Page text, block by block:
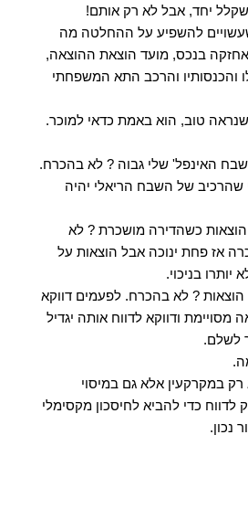
יחד, אבל לא רק אותם!
להשפיע על ההחלטה מה
בנכס, מועד הוצאת ההוצאה,
והכנסותיו והרכב התא המשפחתי
טוב, הוא באמת כדאי למוכר.
האינפל' שלי גבוה ? לא בהכרח.
שהרכיב של השבח הריאלי יהיה
הוצאות כשהדירה מושכרת ? לא
אז פחת ינוכה אבל הוצאות על
בניכוי.
הוצאות ? לא בהכרח. לפעמים דווקא
מסויימת ודווקא לדווח אותה יגדיל
לשלם.
במקרקעין אלא גם במיסוי
לדווח כדי להביא לחיסכון מקסימלי
נכון.